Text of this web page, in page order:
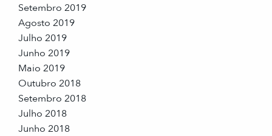
Setembro 2019
Agosto 2019
Julho 2019
Junho 2019
Maio 2019
Outubro 2018
Setembro 2018
Julho 2018
Junho 2018